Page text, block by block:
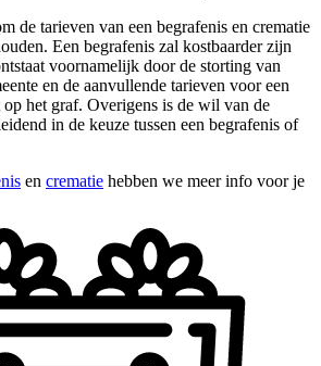
de tarieven van een begrafenis en crematie
Een begrafenis zal kostbaarder zijn
voornamelijk door de storting van
en de aanvullende tarieven voor een
op het graf. Overigens is de wil van de
in de keuze tussen een begrafenis of
en crematie hebben we meer info voor je